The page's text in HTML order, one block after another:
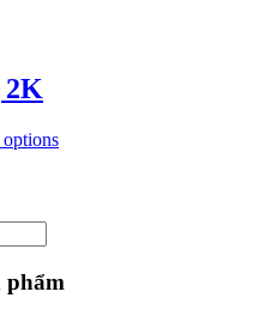
2K
options
phẩm